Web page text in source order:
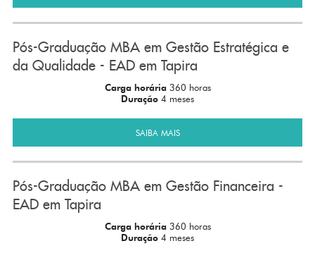
Pós-Graduação MBA em Gestão Estratégica e
da Qualidade - EAD em Tapira
Carga horária 360 horas
Duração 4 meses
SAIBA MAIS
Pós-Graduação MBA em Gestão Financeira -
EAD em Tapira
Carga horária 360 horas
Duração 4 meses